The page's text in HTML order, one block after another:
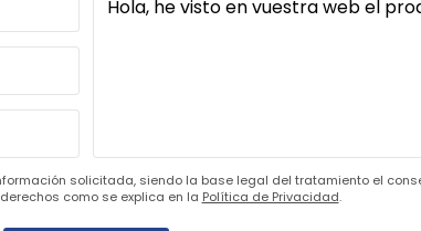
solicitada, siendo la base legal del tratamiento el
como se explica en la Política de Privacidad.